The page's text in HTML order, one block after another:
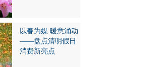
以春为媒 暖意涌动
——盘点清明假日
消费新亮点